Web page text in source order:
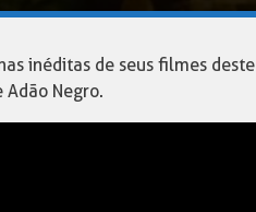
inéditas de seus filmes deste
Negro.